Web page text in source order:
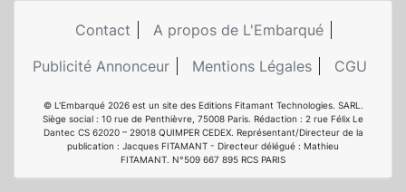
Contact
A propos de L'Embarqué
Publicité Annonceur
Mentions Légales CGU
© L'Embarqué 2026 est un site des Editions Fitamant Technologies. SARL.
Siège social : 10 rue de Penthièvre, 75008 Paris. Rédaction : 2 rue Félix Le
Dantec CS 62020 – 29018 QUIMPER CEDEX. Représentant/Directeur de la
publication : Jacques FITAMANT - Directeur délégué : Mathieu
FITAMANT. N°509 667 895 RCS PARIS